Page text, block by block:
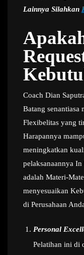
Lainnya Silahkan
Coach Dian
Batang senantiasa
Flexibelitas yang
Harapannya
meningkatkan
pelaksanaannya
adalah Materi-
menyesuaikan
di Perusahaan
Personal
Pelatihan ini di